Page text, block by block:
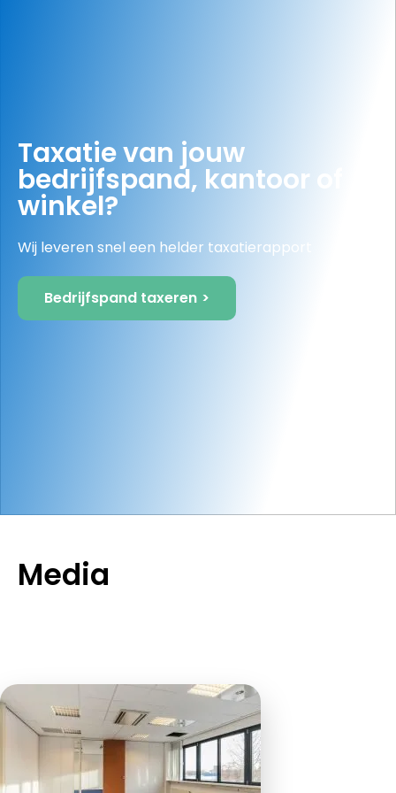
Taxatie van jouw
bedrijfspand, kantoor of
winkel?
Wij leveren snel een helder taxatierapport
Bedrijfspand taxeren
Media